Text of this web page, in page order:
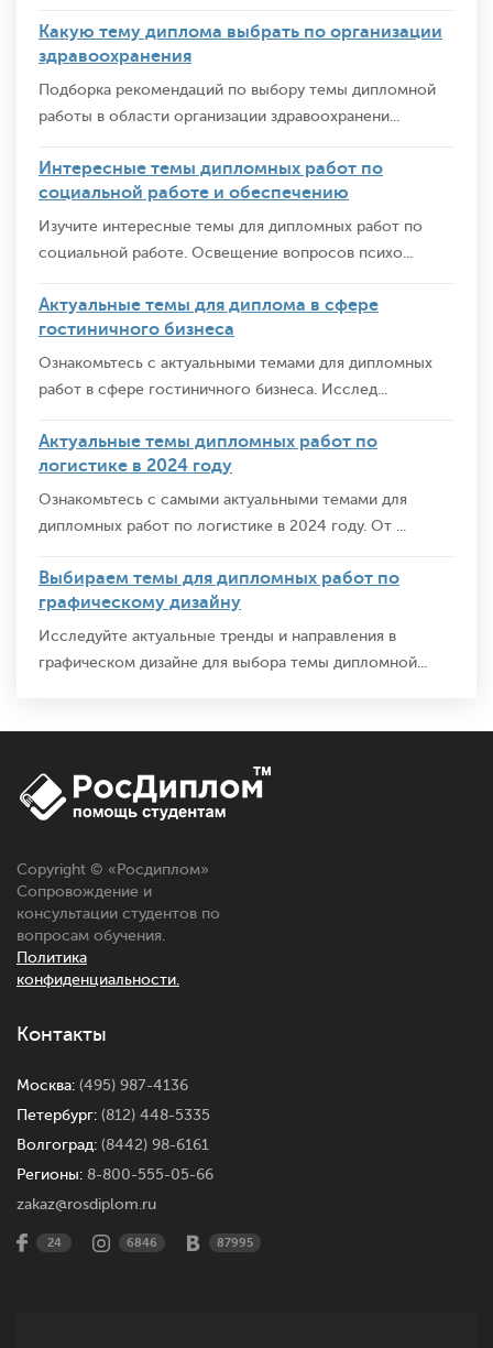
Какую тему диплома выбрать по организации
здравоохранения
Подборка рекомендаций по выбору темы дипломной
работы в области организации здравоохранени...
Интересные темы дипломных работ по
социальной работе и обеспечению
Изучите интересные темы для дипломных работ по
социальной работе. Освещение вопросов психо...
Актуальные темы для диплома в сфере
гостиничного бизнеса
Ознакомьтесь с актуальными темами для дипломных
работ в сфере гостиничного бизнеса. Исслед...
Актуальные темы дипломных работ по
логистике в 2024 году
Ознакомьтесь с самыми актуальными темами для
дипломных работ по логистике в 2024 году. От ...
Выбираем темы для дипломных работ по
графическому дизайну
Исследуйте актуальные тренды и направления в
графическом дизайне для выбора темы дипломной...
Copyright © « Росдиплом»
Сопровождение и
консультации студентов по
вопросам обучения.
Политика
конфиденциальности.
Контакты
Москва: (495) 987-4136
Петербург: (812) 448-5335
Волгоград: (8442) 98-6161
Регионы: 8-800-555-05-66
zakaz@rosdiplom.ru
24 6846 87995